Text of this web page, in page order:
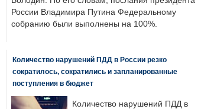
России Владимира Путина Федеральному
собранию были выполнены на 100%.
Количество нарушений ПДД в России резко
сократилось, сократились и запланированные
поступления в бюджет
Количество нарушений ПДД в